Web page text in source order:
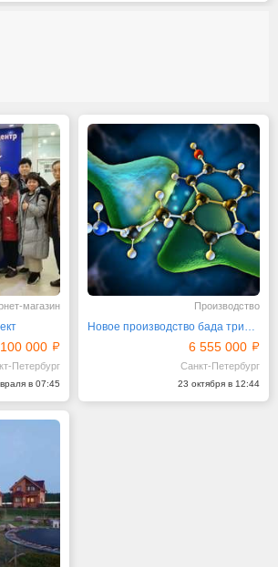
магазин
100 000
Петербург
в 07:45
Производство
Новое производство бада триптофан
6 555 000
Санкт-Петербург
23 октября в 12:44